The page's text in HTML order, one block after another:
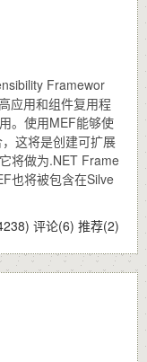
Framewor
应用和组件复用程
。使用MEF能够使
这将是创建可扩展
将做为.NET Frame
也将被包含在Silve
评论(6) 推荐(2)